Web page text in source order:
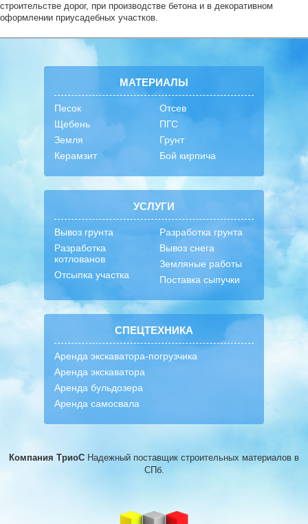
строительстве дорог, при производстве бетона и в декоративном
оформлении приусадебных участков.
МАТЕРИАЛЫ
Песок
Щебень
Земля
Керамзит
Отсев
ПГС
Грунт
Бой кирпича
УСЛУГИ
Вывоз грунта
Разработка
котлованов
Отсыпка участка
Разработка грунта
Вывоз снега
Земляные работы
Поставка сыпучки
СПЕЦТЕХНИКА
Аренда экскаватора-погрузчика
Аренда экскаватора
Аренда бульдозера
Аренда самосвала
Компания ТриоС Надежный поставщик строительных материалов в
СПб.